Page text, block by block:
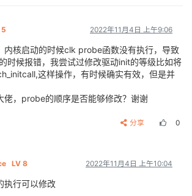
5 2022年11月4日 上午9:06
内核启动的时候clk probe函数没有执行，导致
时候报错，我尝试过修改驱动init的等级比如将
这样操作，有时候确实有效，但是并
佬，probe的顺序是否能够修改？谢谢
分享 0
LV 8 2022年11月4日 上午10:04
执行可以修改